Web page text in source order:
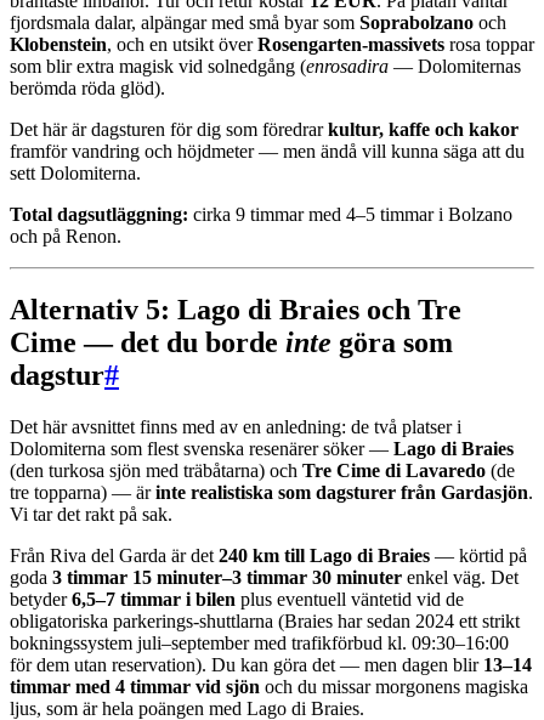
fjordsmala dalar, alpängar med små byar som Soprabolzano och
Klobenstein, och en utsikt överRosengarten-massivets rosa toppar
som blir extra magisk vid solnedgång (enrosadira — Dolomiternas
berömda röda glöd).
Det här är dagsturen för dig som föredrarkultur, kaffe och kakor
framför vandring och höjdmeter — men ändå vill kunna säga att du
sett Dolomiterna.
Total dagsutläggning: cirka 9 timmar med 4–5 timmar i Bolzano
och på Renon.
Alternativ 5: Lago di Braies och Tre
Cime — det du borde inte göra som
dagstur#
Det här avsnittet finns med av en anledning: de två platser i
Dolomiterna som flest svenska resenärer söker — Lago di Braies
(den turkosa sjön med träbåtarna) och Tre Cime di Lavaredo (de
tre topparna) — ärinte realistiska som dagsturer från Gardasjön.
Vi tar det rakt på sak.
Från Riva del Garda är det 240 km till Lago di Braies — körtid på
goda 3 timmar 15 minuter–3 timmar 30 minuter enkel väg. Det
betyder6,5–7 timmar i bilen plus eventuell väntetid vid de
obligatoriska parkerings-shuttlarna (Braies har sedan 2024 ett strikt
bokningssystem juli–september med trafikförbud kl. 09:30–16:00
för dem utan reservation). Du kan göra det — men dagen blir 13–14
timmar med 4 timmar vid sjön och du missar morgonens magiska
ljus, som är hela poängen med Lago di Braies.